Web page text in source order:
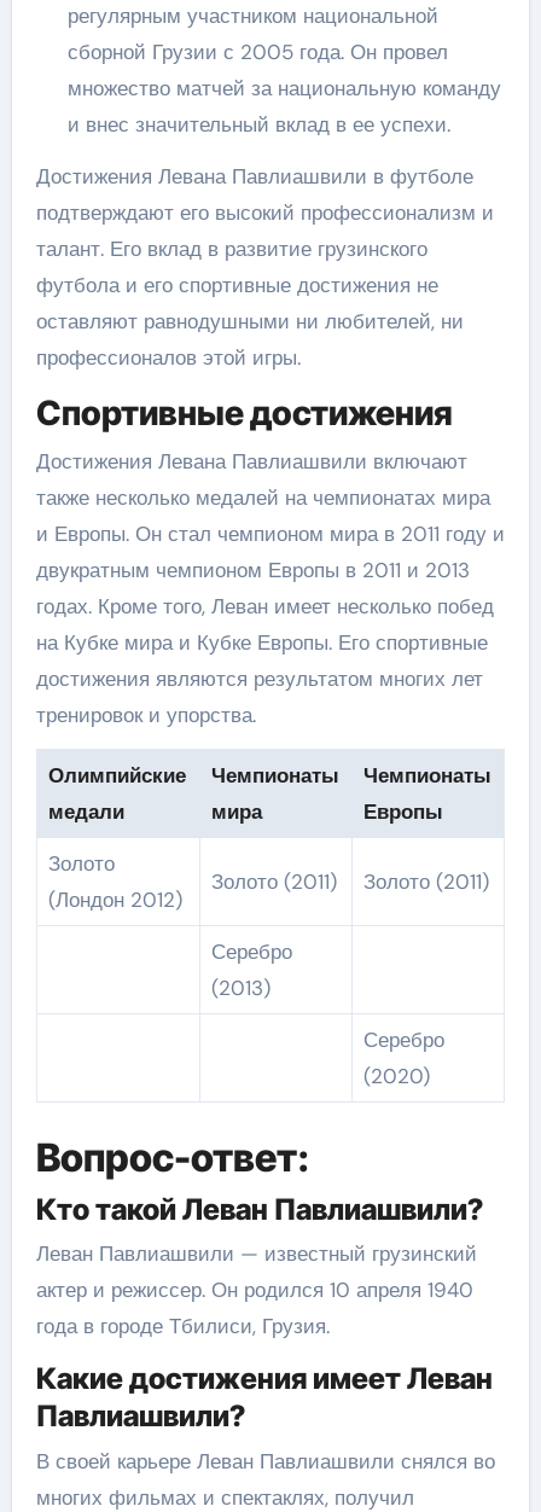
регулярным участником национальной
сборной Грузии с 2005 года. Он провел
множество матчей за национальную команду
и внес значительный вклад в ее успехи.
Достижения Левана Павлиашвили в футболе
подтверждают его высокий профессионализм и
талант. Его вклад в развитие грузинского
футбола и его спортивные достижения не
оставляют равнодушными ни любителей, ни
профессионалов этой игры.
Спортивные достижения
Достижения Левана Павлиашвили включают
также несколько медалей на чемпионатах мира
и Европы. Он стал чемпионом мира в 2011 году и
двукратным чемпионом Европы в 2011 и 2013
годах. Кроме того, Леван имеет несколько побед
на Кубке мира и Кубке Европы. Его спортивные
достижения являются результатом многих лет
тренировок и упорства.
Олимпийские
медали
Чемпионаты
мира
Чемпионаты
Европы
Золото
(Лондон 2012)
Золото (2011) Золото (2011)
Серебро
(2013)
Серебро
(2020)
Вопрос-ответ:
Кто такой Леван Павлиашвили?
Леван Павлиашвили — известный грузинский
актер и режиссер. Он родился 10 апреля 1940
года в городе Тбилиси, Грузия.
Какие достижения имеет Леван
Павлиашвили?
В своей карьере Леван Павлиашвили снялся во
многих фильмах и спектаклях, получил